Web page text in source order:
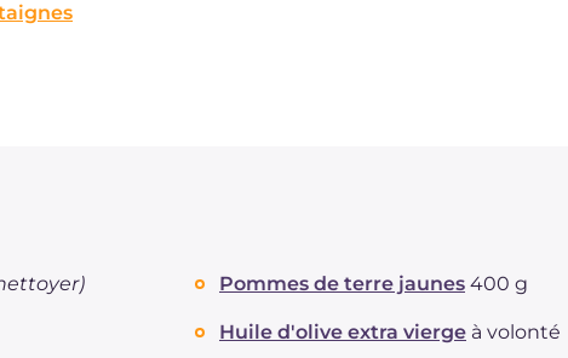
Pommes de terre jaunes 400 g
Huile d'olive extra vierge à volonté